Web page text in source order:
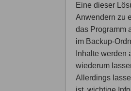
Eine dieser
Anwendern zu
das Programm
im Backup-
Inhalte
wiederum
Allerdings